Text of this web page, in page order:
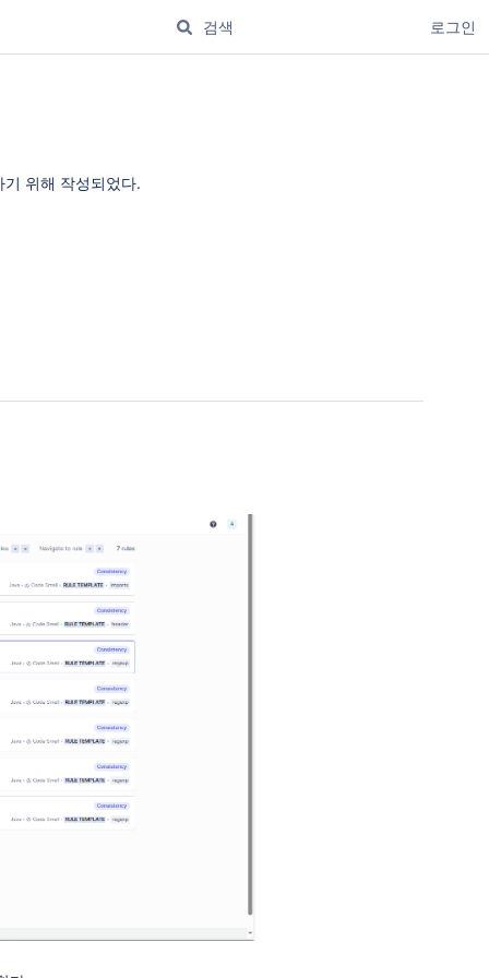
로그인
위해 작성되었다.